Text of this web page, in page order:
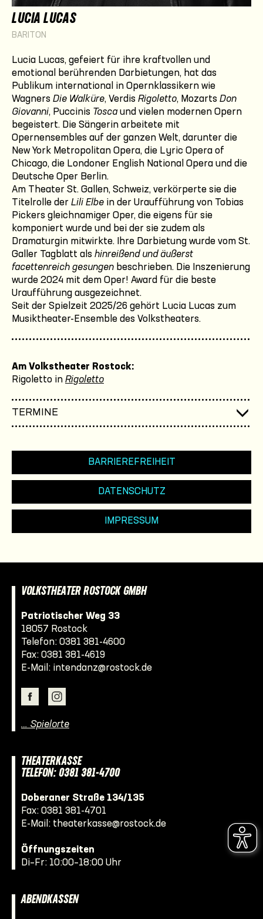
LUCIA LUCAS
BARITON
Lucia Lucas, gefeiert für ihre kraftvollen und
emotional berührenden Darbietungen, hat das
Publikum international in Opernklassikern wie
Wagners Die Walküre, Verdis Rigoletto, Mozarts Don
Giovanni, Puccinis Toscaund vielen modernen Opern
begeistert. Die Sängerin arbeitete mit
Opernensembles auf der ganzen Welt, darunter die
New York Metropolitan Opera, die Lyric Opera of
Chicago, die Londoner English National Opera und die
Deutsche Oper Berlin.
Am Theater St. Gallen, Schweiz, verkörperte sie die
Titelrolle der Lili Elbe in der Uraufführung von Tobias
Pickers gleichnamiger Oper, die eigens für sie
komponiert wurde und bei der sie zudem als
Dramaturgin mitwirkte. Ihre Darbietung wurde vom St.
Galler Tagblatt als hinreißend und äußerst
facettenreich gesungen beschrieben. Die Inszenierung
wurde 2024 mit dem Oper! Award für die beste
Uraufführung ausgezeichnet.
Seit der Spielzeit 2025/26 gehört Lucia Lucas zum
Musiktheater-Ensemble des Volkstheaters.
Am Volkstheater Rostock:
Rigoletto in Rigoletto
TERMINE
BARRIEREFREIHEIT
DATENSCHUTZ
IMPRESSUM
VOLKSTHEATER ROSTOCK GMBH
Patriotischer Weg 33
18057 Rostock
Telefon: 0381 381-4600
Fax: 0381 381-4619
E-Mail: intendanz@rostock.de
… Spielorte
THEATERKASSE
TELEFON: 0381 381-4700
Doberaner Straße 134/135
Fax: 0381 381-4701
E-Mail: theaterkasse@rostock.de
Öffnungszeiten
Di–Fr: 10:00–18:00 Uhr
ABENDKASSEN